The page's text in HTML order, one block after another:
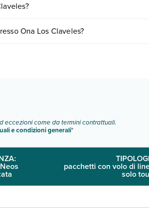
Ona Los Claveles?
eccezioni come da termini contrattuali.
e condizioni generali"
pacchetti con volo di
solo